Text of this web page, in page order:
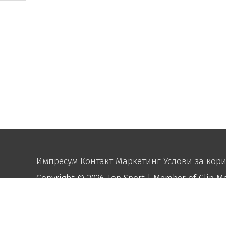
Импресум Контакт Маркетинг Услови за
Copyright © 2026Top Sport| Member of Clip